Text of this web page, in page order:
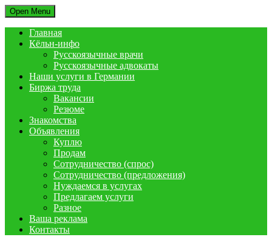
Open Menu
Главная
Кёльн-инфо
Русскоязычные врачи
Русскоязычные адвокаты
Наши услуги в Германии
Биржа труда
Вакансии
Резюме
Знакомства
Объявления
Куплю
Продам
Сотрудничество (спрос)
Сотрудничество (предложения)
Нуждаемся в услугах
Предлагаем услуги
Разное
Ваша реклама
Контакты